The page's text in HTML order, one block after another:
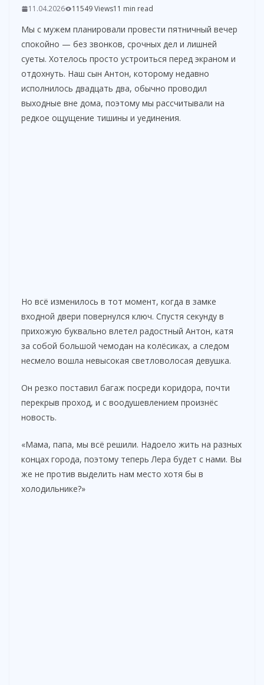
11.04.2026 11549 Views11 min read
Мы с мужем планировали провести пятничный вечер
спокойно — без звонков, срочных дел и лишней
суеты. Хотелось просто устроиться перед экраном и
отдохнуть. Наш сын Антон, которому недавно
исполнилось двадцать два, обычно проводил
выходные вне дома, поэтому мы рассчитывали на
редкое ощущение тишины и уединения.
Но всё изменилось в тот момент, когда в замке
входной двери повернулся ключ. Спустя секунду в
прихожую буквально влетел радостный Антон, катя
за собой большой чемодан на колёсиках, а следом
несмело вошла невысокая светловолосая девушка.
Он резко поставил багаж посреди коридора, почти
перекрыв проход, и с воодушевлением произнёс
новость.
«Мама, папа, мы всё решили. Надоело жить на разных
концах города, поэтому теперь Лера будет с нами. Вы
же не против выделить нам место хотя бы в
холодильнике?»